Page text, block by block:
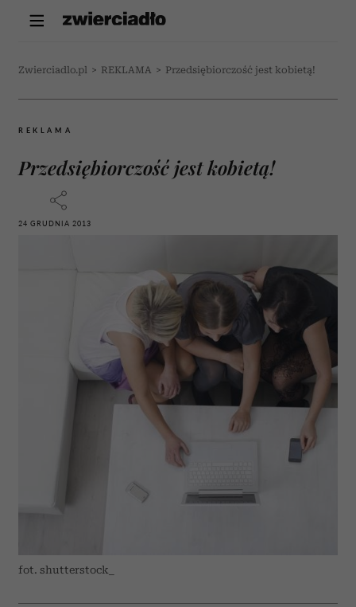
Zwierciadlo.pl > REKLAMA > Przedsiębiorczość jest kobietą!
REKLAMA
Przedsiębiorczość jest kobietą!
24 GRUDNIA 2013
fot. shutterstock_